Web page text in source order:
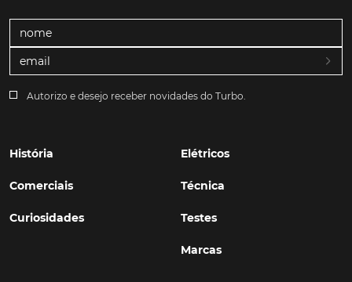
Autorizo e desejo receber novidades do Turbo.
História
Comerciais
Curiosidades
Elétricos
Técnica
Testes
Marcas